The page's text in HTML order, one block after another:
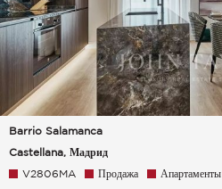
Barrio Salamanca
Castellana, Мадрид
V2806MA Продажа Апартаменты